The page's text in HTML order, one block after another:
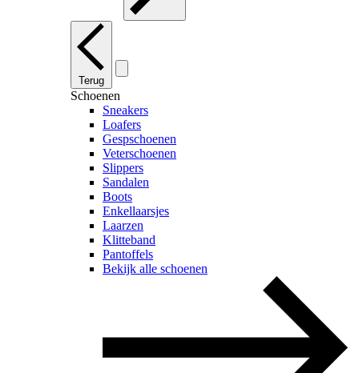
Terug
Schoenen
Sneakers
Loafers
Gespschoenen
Veterschoenen
Slippers
Sandalen
Boots
Enkellaarsjes
Laarzen
Klitteband
Pantoffels
Bekijk alle schoenen